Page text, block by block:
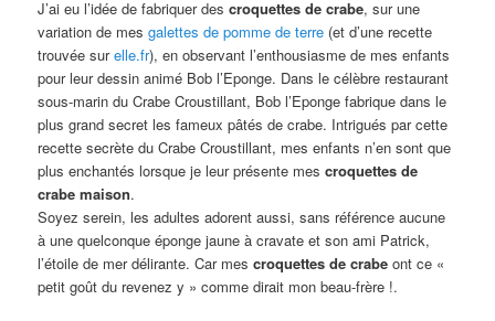
J’ai eu l’idée de fabriquer descroquettes de crabe, sur une
variation de mesgalettes de pomme de terre (et d’une recette
trouvée surelle.fr), en observant l’enthousiasme de mes enfants
pour leur dessin animé Bob l’Eponge. Dans le célèbre restaurant
sous-marin du Crabe Croustillant, Bob l’Eponge fabrique dans le
plus grand secret les fameux pâtés de crabe. Intrigués par cette
recette secrète du Crabe Croustillant, mes enfants n’en sont que
plus enchantés lorsque je leur présente mescroquettes de
crabe maison.
Soyez serein, les adultes adorent aussi, sans référence aucune
à une quelconque éponge jaune à cravate et son ami Patrick,
l’étoile de mer délirante. Car mescroquettes de crabe ont ce «
petit goût du revenez y » comme dirait mon beau-frère !.